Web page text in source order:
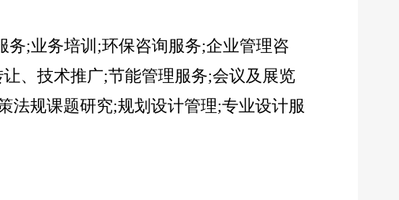
务;业务培训;环保咨询服务;企业管理咨
、技术推广;节能管理服务;会议及展览
法规课题研究;规划设计管理;专业设计服